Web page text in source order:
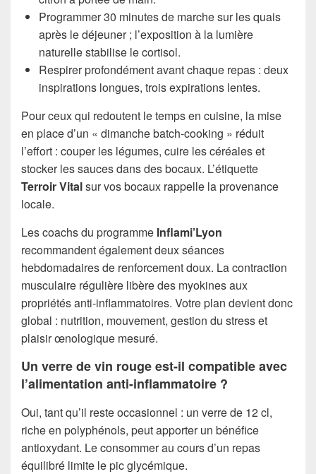
Programmer 30 minutes de marche sur les quais
après le déjeuner ; l’exposition à la lumière
naturelle stabilise le cortisol.
Respirer profondément avant chaque repas : deux
inspirations longues, trois expirations lentes.
Pour ceux qui redoutent le temps en cuisine, la mise
en place d’un « dimanche batch-cooking » réduit
l’effort : couper les légumes, cuire les céréales et
stocker les sauces dans des bocaux. L’étiquette
Terroir Vitalsur vos bocaux rappelle la provenance
locale.
Les coachs du programme Inflami’Lyon
recommandent également deux séances
hebdomadaires de renforcement doux. La contraction
musculaire régulière libère des myokines aux
propriétés anti-inflammatoires. Votre plan devient donc
global : nutrition, mouvement, gestion du stress et
plaisir œnologique mesuré.
Un verre de vin rouge est-il compatible avec
l’alimentation anti-inflammatoire ?
Oui, tant qu’il reste occasionnel : un verre de 12 cl,
riche en polyphénols, peut apporter un bénéfice
antioxydant. Le consommer au cours d’un repas
équilibré limite le pic glycémique.